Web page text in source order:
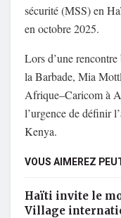
sécurité (MSS) en
en octobre 2025.
Lors d’une
la Barbade, Mia
Afrique–Caricom à
l’urgence de définir
Kenya.
VOUS AIMEREZ
Haïti invite le
Village